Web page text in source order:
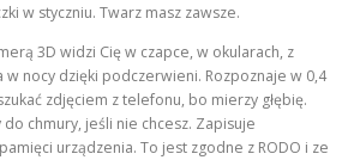
w styczniu. Twarz masz zawsze.
3D widzi Cię w czapce, w okularach, z
w nocy dzięki podczerwieni. Rozpoznaje w 0,4
zdjęciem z telefonu, bo mierzy głębię.
do chmury, jeśli nie chcesz. Zapisuje
urządzenia. To jest zgodne z RODO i ze